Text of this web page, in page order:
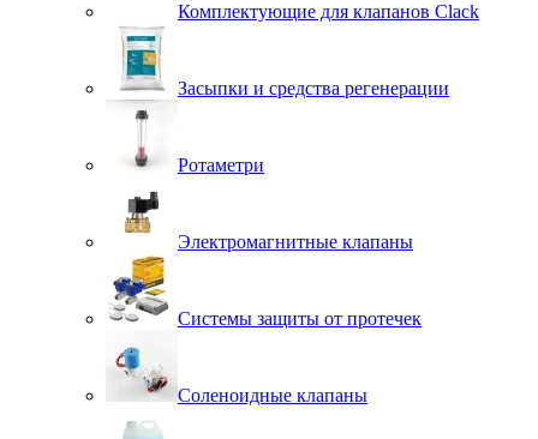
Комплектующие для клапанов Clack
Засыпки и средства регенерации
Ротаметри
Электромагнитные клапаны
Системы защиты от протечек
Соленоидные клапаны